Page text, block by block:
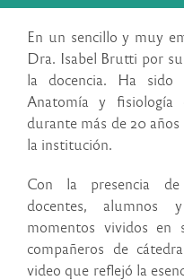
En un sencillo y muy
Dra. Isabel Brutti por
la docencia. Ha sido
Anatomía y
durante más de 20
la institución.
Con la presencia de
docentes, alumnos
momentos vividos en
compañeros de
video que reflejó la